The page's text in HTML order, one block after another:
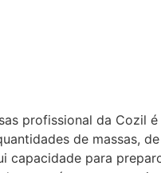
profissional da Cozil
de massas,
capacidade para